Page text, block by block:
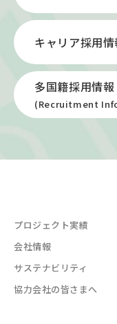
キャリア採用情
多国籍採用情報
(Recruitment
プロジェクト実績
会社情報
サステナビリティ
協力会社の皆さまへ